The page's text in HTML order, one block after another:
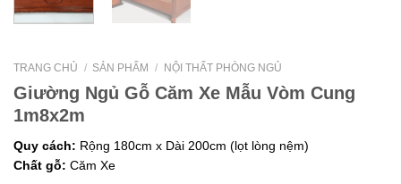
TRANG CHỦ / SẢN PHẨM / NỘI THẤT PHÒNG NGỦ
Giường Ngủ Gỗ Căm Xe Mẫu Vòm Cung
1m8x2m
Quy cách: Rộng 180cm x Dài 200cm (lọt lòng nệm)
Chất gỗ: Căm Xe